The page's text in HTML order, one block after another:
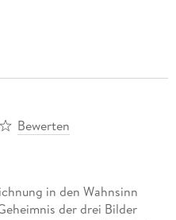
Bewerten
in den Wahnsinn
der drei Bilder